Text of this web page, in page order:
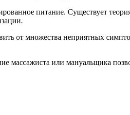
питание. Существует
от множества неприятных
массажиста или мануальщика